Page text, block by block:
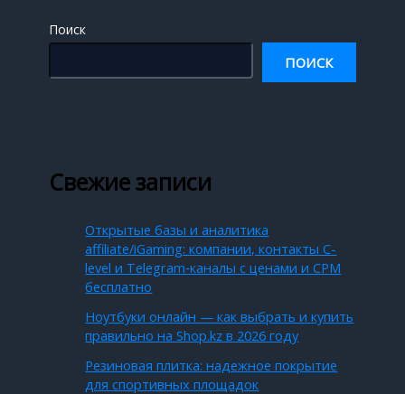
Поиск
ПОИСК
Свежие записи
Открытые базы и аналитика
affiliate/iGaming: компании, контакты C-
level и Telegram‑каналы с ценами и CPM
бесплатно
Ноутбуки онлайн — как выбрать и купить
правильно на Shop.kz в 2026 году
Резиновая плитка: надежное покрытие
для спортивных площадок